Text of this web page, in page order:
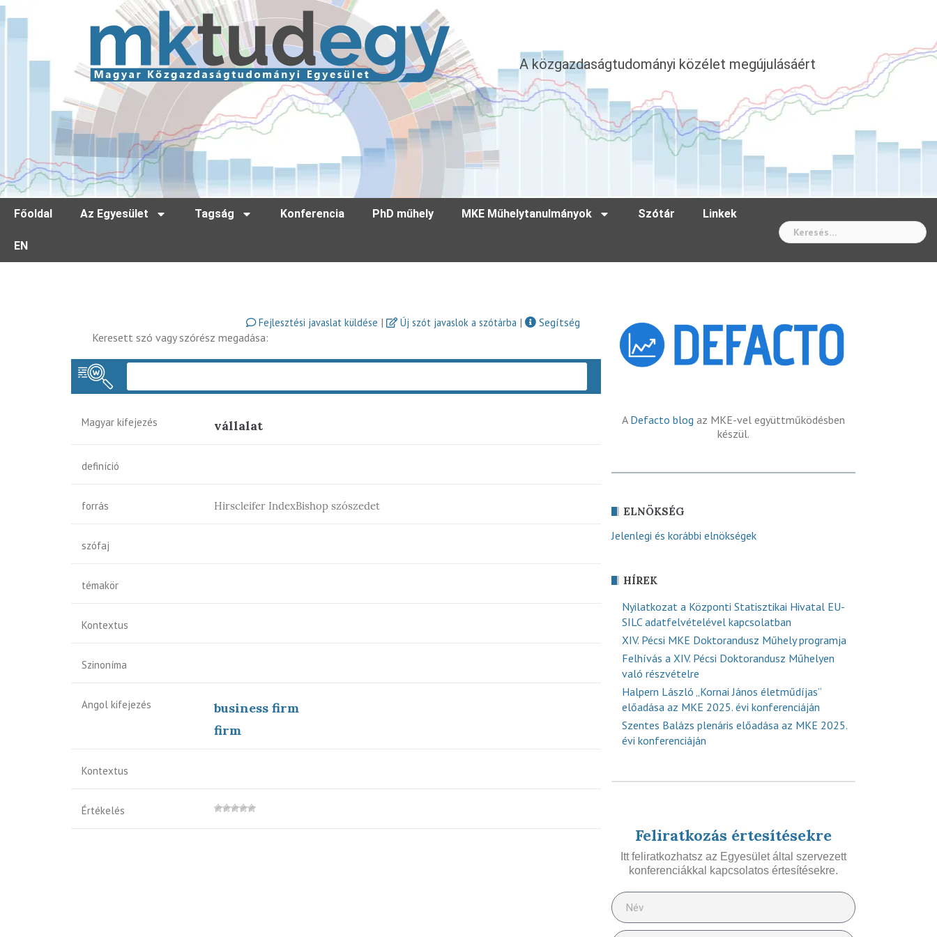
A közgazdaságtudományi közélet megújulásáért
Főoldal Az Egyesület Tagság Konferencia PhD műhely MKE Műhelytanulmányok Szótár Linkek
EN
Fejlesztési javaslat küldése | Új szót javaslok a szótárba |
Segítség
Keresett szó vagy szórész megadása:
Magyar kifejezés vállalat
definíció
forrás Hirscleifer IndexBishop szószedet
szófaj
témakör
Kontextus
Szinoníma
Angol kifejezés
business firm
firm
Kontextus
Értékelés
A Defacto blog az MKE-vel együttműködésben
készül.
ELNÖKSÉG
Jelenlegi és korábbi elnökségek
HÍREK
Nyilatkozat a Központi Statisztikai Hivatal EU-
SILC adatfelvételével kapcsolatban
XIV. Pécsi MKE Doktorandusz Műhely programja
Felhívás a XIV. Pécsi Doktorandusz Műhelyen
való részvételre
Halpern László „Kornai János életműdíjas”
előadása az MKE 2025. évi konferenciáján
Szentes Balázs plenáris előadása az MKE 2025.
évi konferenciáján
Feliratkozás értesítésekre
Itt feliratkozhatsz az Egyesület által szervezett
konferenciákkal kapcsolatos értesítésekre.